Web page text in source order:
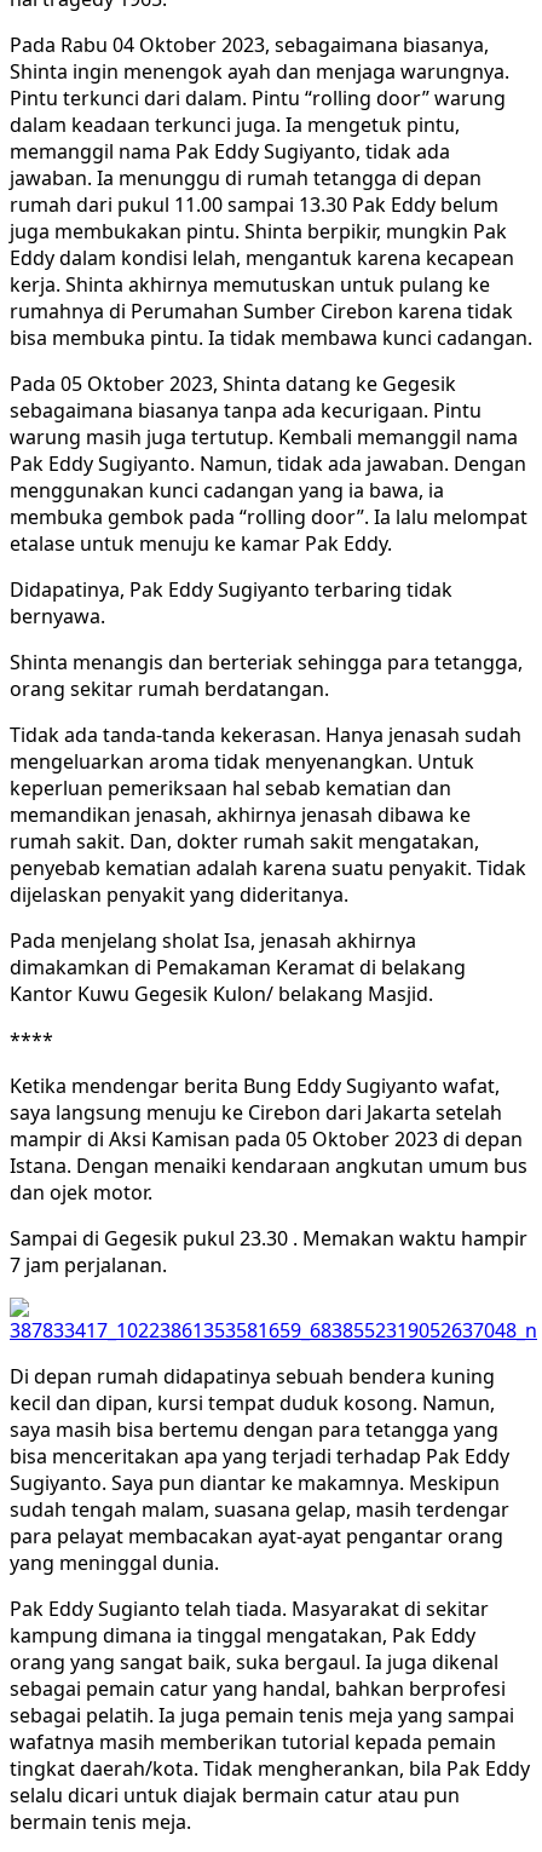
Pada Rabu 04 Oktober 2023, sebagaimana biasanya,
Shinta ingin menengok ayah dan menjaga warungnya.
Pintu terkunci dari dalam. Pintu “rolling door” warung
dalam keadaan terkunci juga. Ia mengetuk pintu,
memanggil nama Pak Eddy Sugiyanto, tidak ada
jawaban. Ia menunggu di rumah tetangga di depan
rumah dari pukul 11.00 sampai 13.30 Pak Eddy belum
juga membukakan pintu. Shinta berpikir, mungkin Pak
Eddy dalam kondisi lelah, mengantuk karena kecapean
kerja. Shinta akhirnya memutuskan untuk pulang ke
rumahnya di Perumahan Sumber Cirebon karena tidak
bisa membuka pintu. Ia tidak membawa kunci cadangan.
Pada 05 Oktober 2023, Shinta datang ke Gegesik
sebagaimana biasanya tanpa ada kecurigaan. Pintu
warung masih juga tertutup. Kembali memanggil nama
Pak Eddy Sugiyanto. Namun, tidak ada jawaban. Dengan
menggunakan kunci cadangan yang ia bawa, ia
membuka gembok pada “rolling door”. Ia lalu melompat
etalase untuk menuju ke kamar Pak Eddy.
Didapatinya, Pak Eddy Sugiyanto terbaring tidak
bernyawa.
Shinta menangis dan berteriak sehingga para tetangga,
orang sekitar rumah berdatangan.
Tidak ada tanda-tanda kekerasan. Hanya jenasah sudah
mengeluarkan aroma tidak menyenangkan. Untuk
keperluan pemeriksaan hal sebab kematian dan
memandikan jenasah, akhirnya jenasah dibawa ke
rumah sakit. Dan, dokter rumah sakit mengatakan,
penyebab kematian adalah karena suatu penyakit. Tidak
dijelaskan penyakit yang dideritanya.
Pada menjelang sholat Isa, jenasah akhirnya
dimakamkan di Pemakaman Keramat di belakang
Kantor Kuwu Gegesik Kulon/ belakang Masjid.
****
Ketika mendengar berita Bung Eddy Sugiyanto wafat,
saya langsung menuju ke Cirebon dari Jakarta setelah
mampir di Aksi Kamisan pada 05 Oktober 2023 di depan
Istana. Dengan menaiki kendaraan angkutan umum bus
dan ojek motor.
Sampai di Gegesik pukul 23.30 . Memakan waktu hampir
7 jam perjalanan.
Di depan rumah didapatinya sebuah bendera kuning
kecil dan dipan, kursi tempat duduk kosong. Namun,
saya masih bisa bertemu dengan para tetangga yang
bisa menceritakan apa yang terjadi terhadap Pak Eddy
Sugiyanto. Saya pun diantar ke makamnya. Meskipun
sudah tengah malam, suasana gelap, masih terdengar
para pelayat membacakan ayat-ayat pengantar orang
yang meninggal dunia.
Pak Eddy Sugianto telah tiada. Masyarakat di sekitar
kampung dimana ia tinggal mengatakan, Pak Eddy
orang yang sangat baik, suka bergaul. Ia juga dikenal
sebagai pemain catur yang handal, bahkan berprofesi
sebagai pelatih. Ia juga pemain tenis meja yang sampai
wafatnya masih memberikan tutorial kepada pemain
tingkat daerah/kota. Tidak mengherankan, bila Pak Eddy
selalu dicari untuk diajak bermain catur atau pun
bermain tenis meja.